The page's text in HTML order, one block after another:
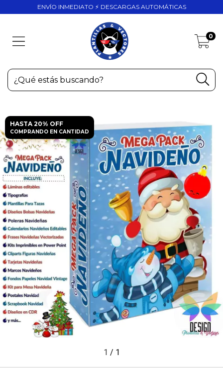
ENVÍO INMEDIATO ⚡ DESCARGAS AUTOMÁTICAS
0
HASTA 20% OFF
COMPRANDO EN CANTIDAD
1 / 1